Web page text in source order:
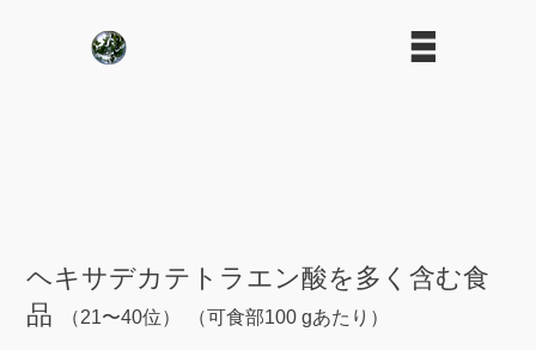
ヘキサデカテトラエン酸を多く含む食
品
（21〜40位） （可食部100 gあたり）